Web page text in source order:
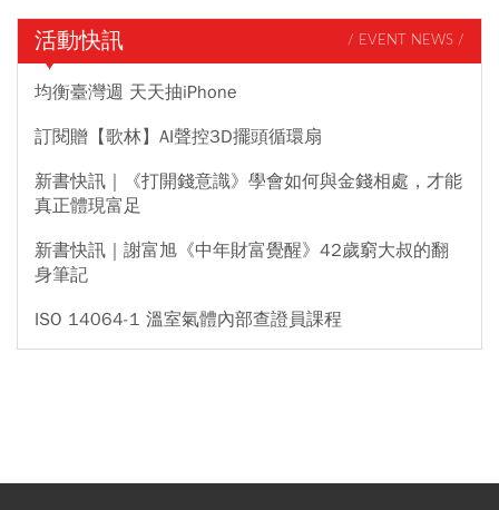
活動快訊 / EVENT NEWS /
均衡臺灣週 天天抽iPhone
訂閱贈【歌林】AI聲控3D擺頭循環扇
新書快訊｜《打開錢意識》學會如何與金錢相處，才能
真正體現富足
新書快訊｜謝富旭《中年財富覺醒》42歲窮大叔的翻
身筆記
ISO 14064-1 溫室氣體內部查證員課程